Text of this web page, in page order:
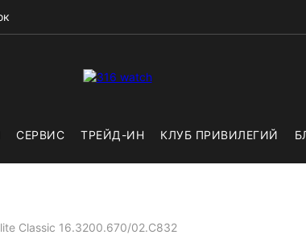
СЕРВИС ТРЕЙД-ИН КЛУБ ПРИВИЛЕГИЙ
Classic 16.3200.670/02.C832